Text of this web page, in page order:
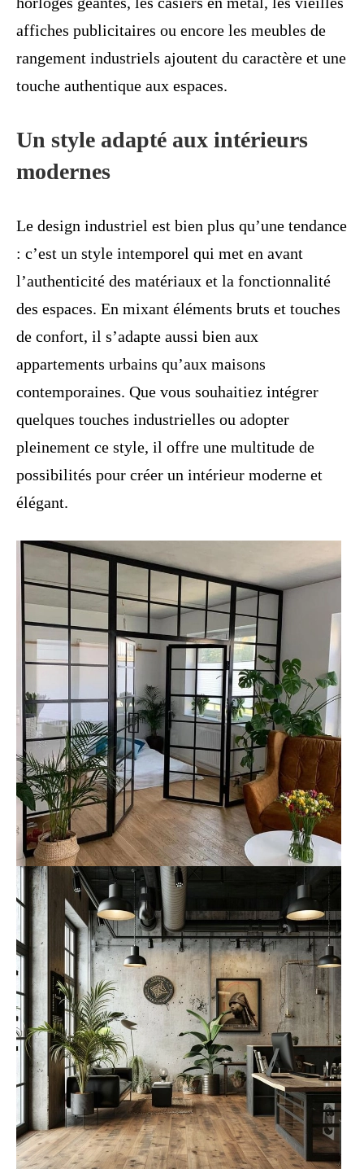
affiches publicitaires ou encore les meubles de
rangement industriels ajoutent du caractère et une
touche authentique aux espaces.
Un style adapté aux intérieurs
modernes
Le design industriel est bien plus qu’une tendance
: c’est un style intemporel qui met en avant
l’authenticité des matériaux et la fonctionnalité
des espaces. En mixant éléments bruts et touches
de confort, il s’adapte aussi bien aux
appartements urbains qu’aux maisons
contemporaines. Que vous souhaitiez intégrer
quelques touches industrielles ou adopter
pleinement ce style, il offre une multitude de
possibilités pour créer un intérieur moderne et
élégant.